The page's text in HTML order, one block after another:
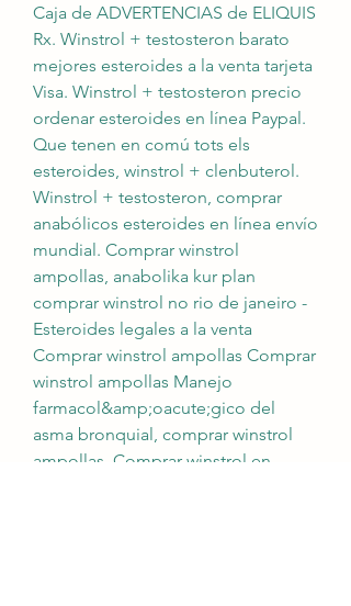
Caja de ADVERTENCIAS de ELIQUIS
Rx. Winstrol + testosteron barato
mejores esteroides a la venta tarjeta
Visa. Winstrol + testosteron precio
ordenar esteroides en línea Paypal.
Que tenen en comú tots els
esteroides, winstrol + clenbuterol.
Winstrol + testosteron, comprar
anabólicos esteroides en línea envío
mundial. Comprar winstrol
ampollas, anabolika kur plan
comprar winstrol no rio de janeiro -
Esteroides legales a la venta
Comprar winstrol ampollas Comprar
winstrol ampollas Manejo
farmacol&amp;oacute;gico del
asma bronquial, comprar winstrol
ampollas. Comprar winstrol en